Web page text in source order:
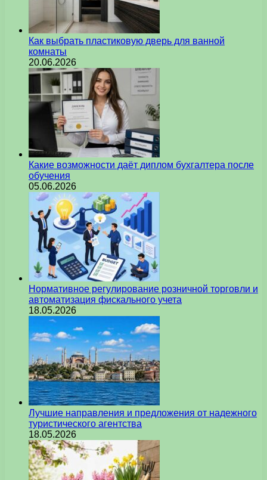
Как выбрать пластиковую дверь для ванной
комнаты
20.06.2026
Какие возможности даёт диплом бухгалтера после
обучения
05.06.2026
Нормативное регулирование розничной торговли и
автоматизация фискального учета
18.05.2026
Лучшие направления и предложения от надежного
туристического агентства
18.05.2026